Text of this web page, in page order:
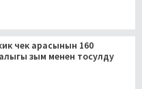
чек арасынын 160
зым менен тосулду